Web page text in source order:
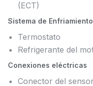
(ECT)
Sistema de Enfriamiento
Termostato
Refrigerante del
Conexiones eléctricas
Conector del